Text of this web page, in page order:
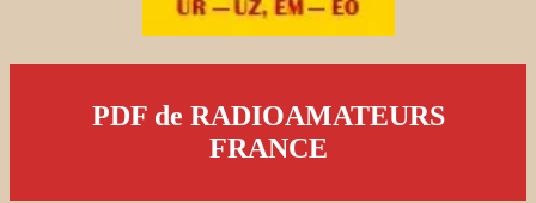
PDF de RADIOAMATEURS
FRANCE